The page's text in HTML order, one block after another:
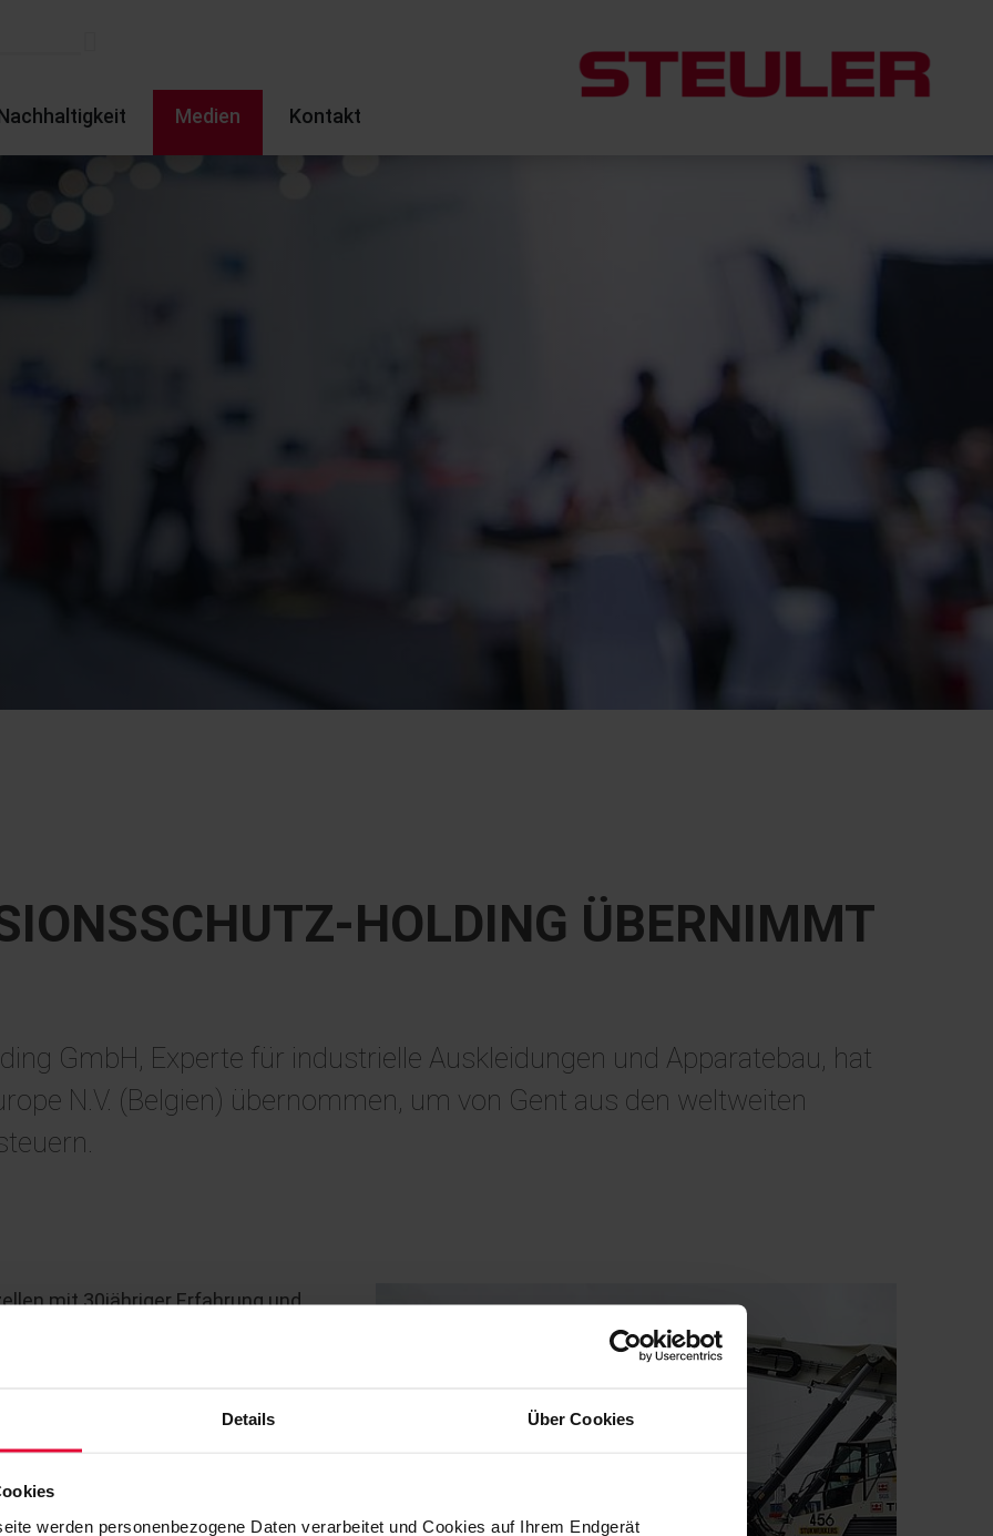
Details Über Cookies
werden personenbezogene Daten verarbeitet und Cookies auf Ihrem Endgerät
Medien Kontakt
HOLDING ÜBERNIMMT
GmbH, Experte für industrielle Auskleidungen und Apparatebau, hat
N.V. (Belgien) übernommen, um von Gent aus den weltweiten
mit 30jähriger Erfahrung und
langen, wannenförmigen Zellen
Kupfergewinnung verwendet. CTI
Materialkomposition
können dem Werkstoff
durchzogen und dadurch auch
Nicht-Eisen-Metallindustrie äußerst